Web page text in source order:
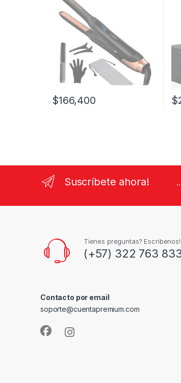
$166,400 $
Suscríbete ahora!
Tienes preguntas? Escribenos!
(+57) 322 763
Contacto por email
soporte@cuentapremium.com